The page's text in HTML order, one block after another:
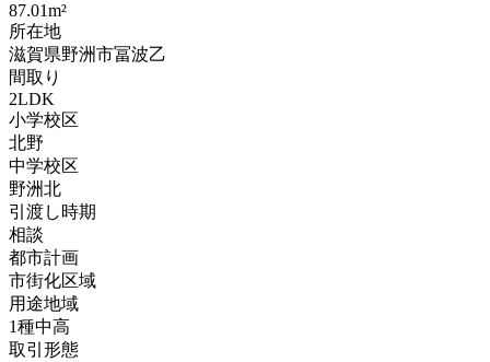
87.01m²
所在地
滋賀県野洲市冨波乙
間取り
2LDK
小学校区
北野
中学校区
野洲北
引渡し時期
相談
都市計画
市街化区域
用途地域
1種中高
取引形態